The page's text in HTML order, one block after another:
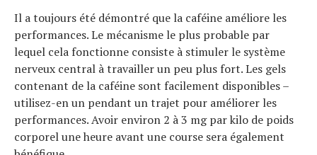
Il a toujours été démontré que la caféine améliore les
performances. Le mécanisme le plus probable par
lequel cela fonctionne consiste à stimuler le système
nerveux central à travailler un peu plus fort. Les gels
contenant de la caféine sont facilement disponibles –
utilisez-en un pendant un trajet pour améliorer les
performances. Avoir environ 2 à 3 mg par kilo de poids
corporel une heure avant une course sera également